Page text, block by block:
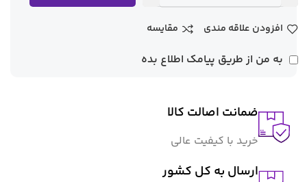
افزودن علاقه مندی مقایسه
به من از طریق پیامک اطلاع بده
ضمانت اصالت کالا
خرید با کیفیت عالی
ارسال به کل کشور